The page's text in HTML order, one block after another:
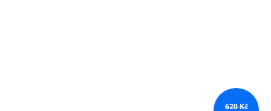
620 Kč